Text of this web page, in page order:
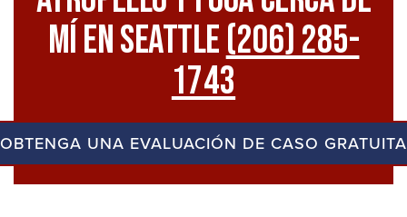
Mí En Seattle(206) 285-
1743
OBTENGA UNA EVALUACIÓN DE CASO GRATUITA